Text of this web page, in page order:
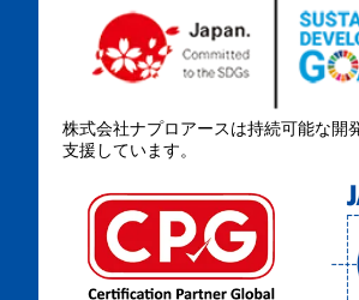
株式会社ナプロアースは持続可能な開
支援しています。